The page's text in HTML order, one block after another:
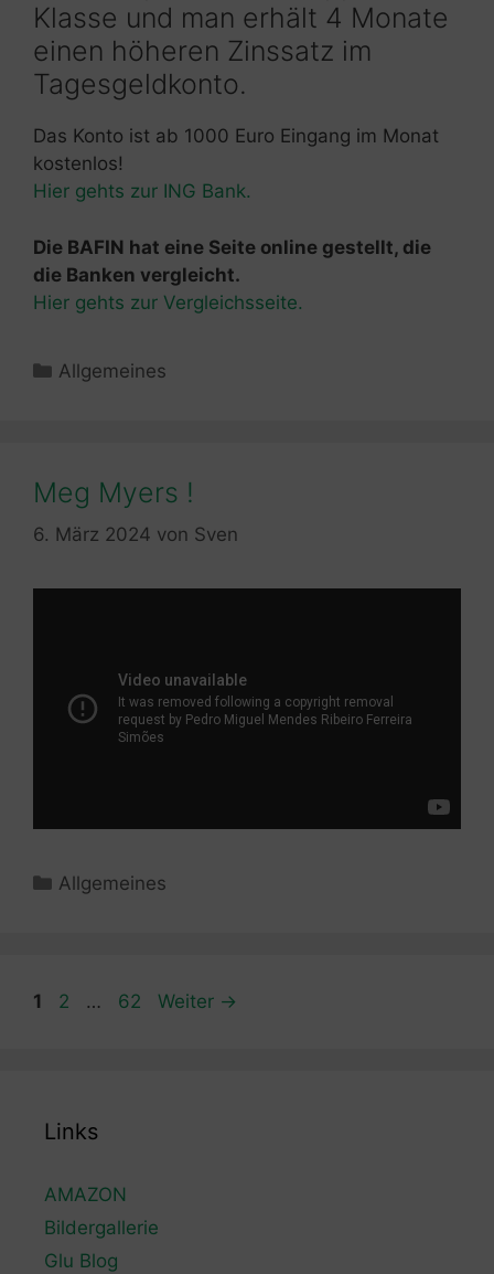
Klasse und man erhält 4 Monate
einen höheren Zinssatz im
Tagesgeldkonto.
Das Konto ist ab 1000 Euro Eingang im Monat
kostenlos!
Hier gehts zur ING Bank.
Die BAFIN hat eine Seite online gestellt, die
die Banken vergleicht.
Hier gehts zur Vergleichsseite.
Kategorien
Allgemeines
Meg Myers !
6. März 2024 von Sven
Kategorien
Allgemeines
Seite
1 Seite
2 … Seite
62 Weiter →
Links
AMAZON
Bildergallerie
Glu Blog